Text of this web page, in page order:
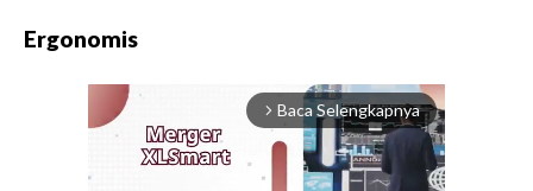
Ergonomis
arrow_forward_ios Baca Selengkapnya